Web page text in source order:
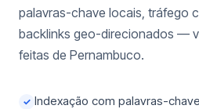
palavras-chave locais, tráfego
backlinks geo-direcionados —
feitas de Pernambuco.
✓ Indexação com palavras-